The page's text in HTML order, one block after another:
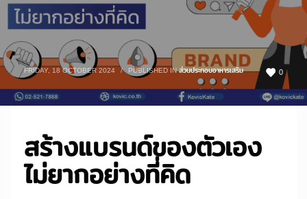
0
FRIDAY, 18 OCTOBER 2024 / PUBLISHED INส่วนประกอบอาหารเสริม
สร้างแบรนด์ของตัวเอง
ไม่ยากอย่างที่คิด